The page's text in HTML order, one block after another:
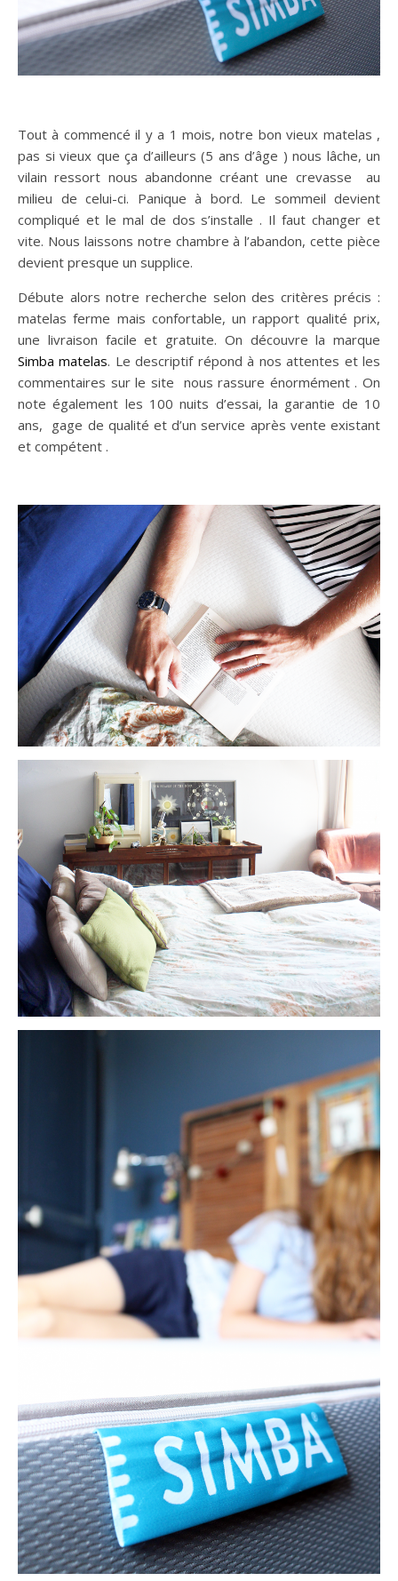
Tout à commencé il y a 1 mois, notre bon vieux matelas ,
pas si vieux que ça d’ailleurs (5 ans d’âge ) nous lâche, un
vilain ressort nous abandonne créant une crevasse au
milieu de celui-ci. Panique à bord. Le sommeil devient
compliqué et le mal de dos s’installe . Il faut changer et
vite. Nous laissons notre chambre à l’abandon, cette pièce
devient presque un supplice.
Débute alors notre recherche selon des critères précis :
matelas ferme mais confortable, un rapport qualité prix,
une livraison facile et gratuite. On découvre la marque
Simba matelas. Le descriptif répond à nos attentes et les
commentaires sur le site nous rassure énormément . On
note également les 100 nuits d’essai, la garantie de 10
ans, gage de qualité et d’un service après vente existant
et compétent .